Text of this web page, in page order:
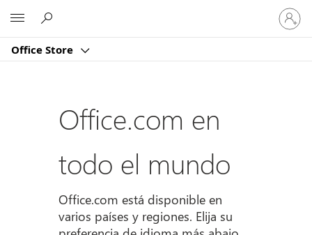
Office Store
Iniciar
sesión
en
cuenta
Office.com en
todo el mundo
Office.com está disponible en
varios países y regiones. Elija su